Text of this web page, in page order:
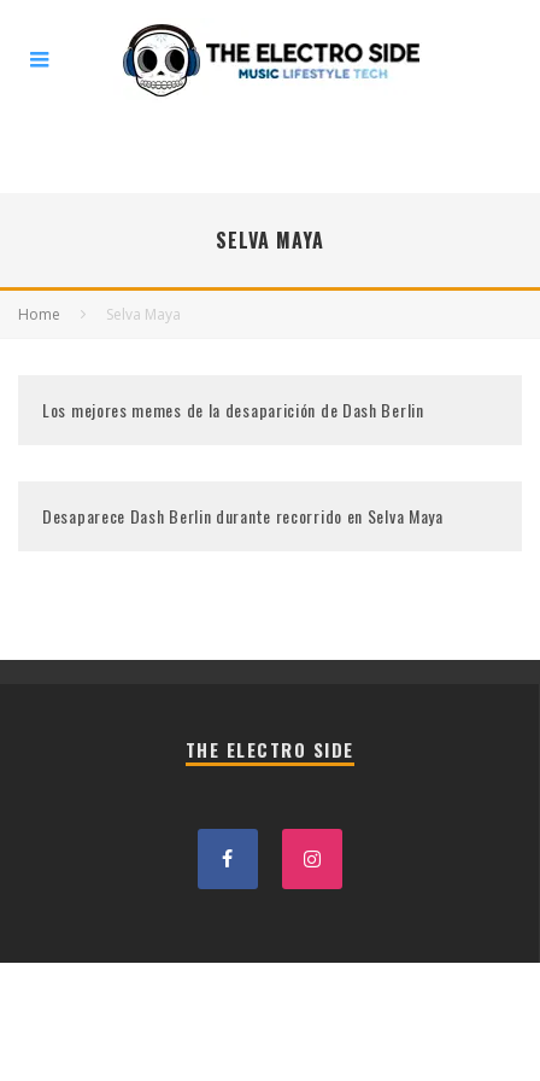
SELVA MAYA
Home Selva Maya
Los mejores memes de la desaparición de Dash Berlin
Desaparece Dash Berlin durante recorrido en Selva Maya
THE ELECTRO SIDE